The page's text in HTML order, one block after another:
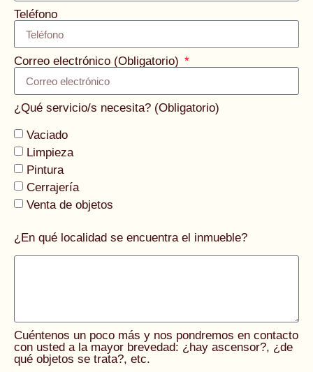
Teléfono
Correo electrónico (Obligatorio)
¿Qué servicio/s necesita? (Obligatorio)
Vaciado
Limpieza
Pintura
Cerrajería
Venta de objetos
¿En qué localidad se encuentra el inmueble?
Cuéntenos un poco más y nos pondremos en contacto
con usted a la mayor brevedad: ¿hay ascensor?, ¿de
qué objetos se trata?, etc.